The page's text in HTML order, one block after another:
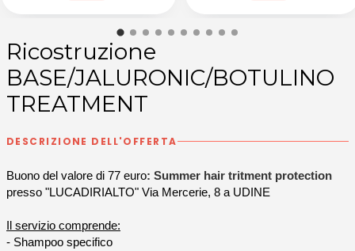
Ricostruzione
BASE/JALURONIC/BOTULINO
TREATMENT
DESCRIZIONE DELL'OFFERTA
Buono del valore di 77 euro: Summer hair tritment protection
presso "LUCADIRIALTO" Via Mercerie, 8 a UDINE
Il servizio comprende:
- Shampoo specifico